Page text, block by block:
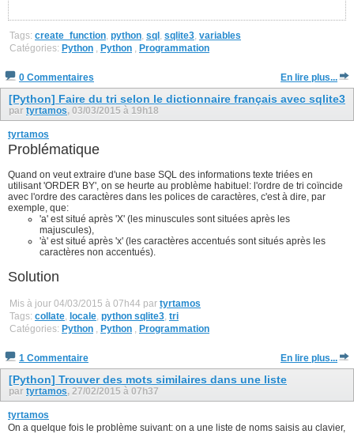
Tags: create_function, python, sql , sqlite3, variables
Catégories: Python , Python , Programmation
0 Commentaires En lire plus...
[Python] Faire du tri selon le dictionnaire français avec sqlite3
par tyrtamos, 03/03/2015 à 19h18
tyrtamos
Problématique
Quand on veut extraire d'une base SQL des informations texte triées en
utilisant 'ORDER BY', on se heurte au problème habituel: l'ordre de tri coïncide
avec l'ordre des caractères dans les polices de caractères, c'est à dire, par
exemple, que:
'a' est situé après 'X' (les minuscules sont situées après les
majuscules),
'à' est situé après 'x' (les caractères accentués sont situés après les
caractères non accentués).
Solution
Mis à jour 04/03/2015 à 07h44 par tyrtamos
Tags: collate, locale, python sqlite3, tri
Catégories: Python , Python , Programmation
1 Commentaire En lire plus...
[Python] Trouver des mots similaires dans une liste
par tyrtamos, 27/02/2015 à 07h37
tyrtamos
On a quelque fois le problème suivant: on a une liste de noms saisis au clavier,